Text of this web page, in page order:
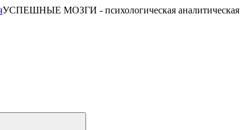
УСПЕШНЫЕ МОЗГИ - психологическая аналитическая